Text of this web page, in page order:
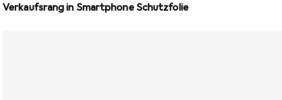
Verkaufsrang in Smartphone Schutzfolie